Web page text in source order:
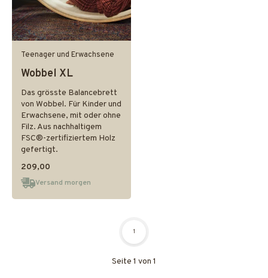
Teenager und Erwachsene
Wobbel XL
Das grösste Balancebrett
von Wobbel. Für Kinder und
Erwachsene, mit oder ohne
Filz. Aus nachhaltigem
FSC®-zertifiziertem Holz
gefertigt.
209,00
Versand morgen
Seite 1 von 1
1